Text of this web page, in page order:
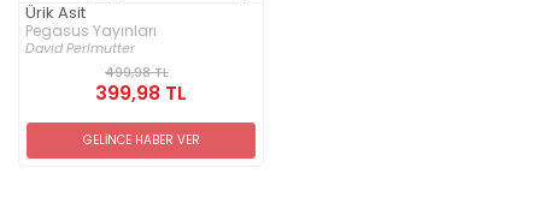
Ürik Asit
Pegasus Yayınları
David Perlmutter
499,98 TL
399,98 TL
GELİNCE HABER VER